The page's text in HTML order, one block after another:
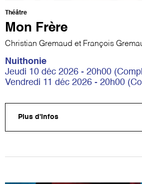
Théâtre
Mon Frère
Christian Gremaud et François
Nuithonie
Jeudi 10 déc 2026 - 20h00
Vendredi 11 déc 2026 - 20h00
Plus d'infos